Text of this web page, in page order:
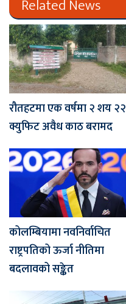
Related News
रौतहटमा एक वर्षमा २ शय २२
क्युफिट अवैध काठ बरामद
कोलम्बियामा नवनिर्वाचित
राष्ट्रपतिको ऊर्जा नीतिमा
बदलावको सङ्केत